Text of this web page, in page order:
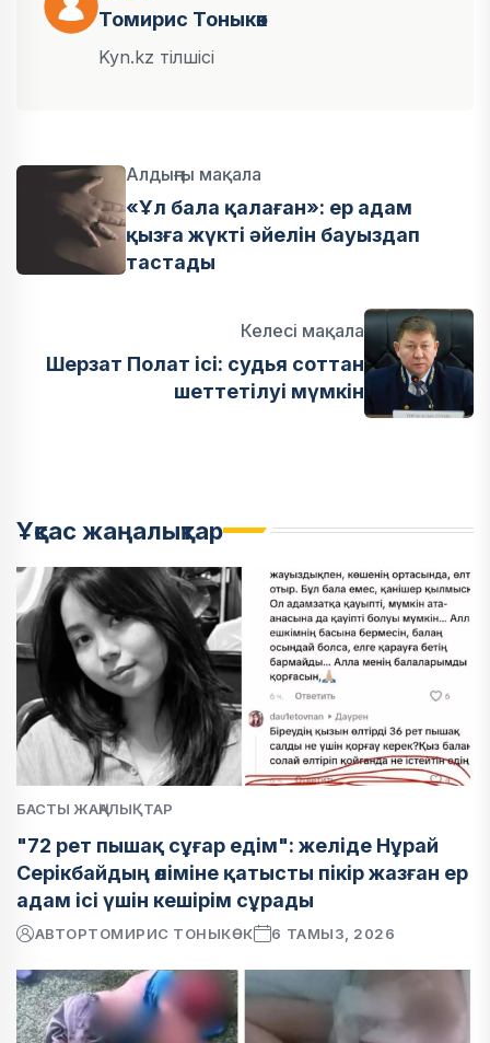
Томирис Тоныкөк
Kyn.kz тілшісі
Алдыңғы мақала
«Ұл бала қалаған»: ер адам
қызға жүкті әйелін бауыздап
тастады
Келесі мақала
Шерзат Полат ісі: судья соттан
шеттетілуі мүмкін
Ұқсас жаңалықтар
БАСТЫ ЖАҢАЛЫҚТАР
"72 рет пышақ сұғар едім": желіде Нұрай
Серікбайдың өліміне қатысты пікір жазған ер
адам ісі үшін кешірім сұрады
АВТОРТОМИРИС ТОНЫКӨК 6 ТАМЫЗ, 2026